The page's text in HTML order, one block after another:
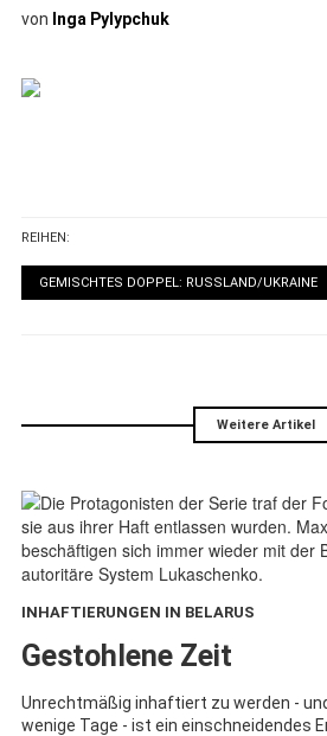
von Inga Pylypchuk
REIHEN:
GEMISCHTES DOPPEL: RUSSLAND/UKRAINE
Weitere Artikel
INHAFTIERUNGEN IN BELARUS
Gestohlene Zeit
Unrechtmäßig inhaftiert zu werden -
wenige Tage - ist ein einschneidendes